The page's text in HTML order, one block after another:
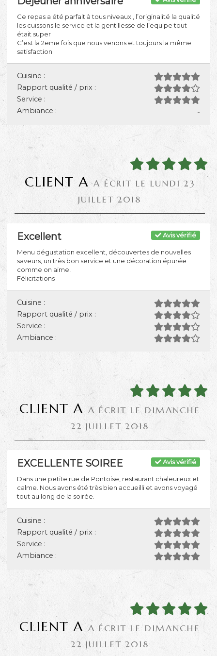
Ce repas a été parfait à tous niveaux , l’originalité la qualité
les cuissons le service et la gentillesse de l’equipe tout
était super
C’est la 2eme fois que nous venons et toujours la même
satisfaction
Cuisine :
Rapport qualité / prix :
Service :
-
Ambiance :
CLIENT A A ÉCRIT LE LUNDI 23
JUILLET 2018
Avis vérifié
Excellent
Menu dégustation excellent, découvertes de nouvelles
saveurs, un très bon service et une décoration épurée
comme on aime!
Félicitations
Cuisine :
Rapport qualité / prix :
Service :
Ambiance :
CLIENT A A ÉCRIT LE DIMANCHE
22 JUILLET 2018
Avis vérifié
EXCELLENTE SOIREE
Dans une petite rue de Pontoise, restaurant chaleureux et
calme. Nous avons été très bien accueilli et avons voyagé
tout au long de la soirée.
Cuisine :
Rapport qualité / prix :
Service :
Ambiance :
CLIENT A A ÉCRIT LE DIMANCHE
22 JUILLET 2018